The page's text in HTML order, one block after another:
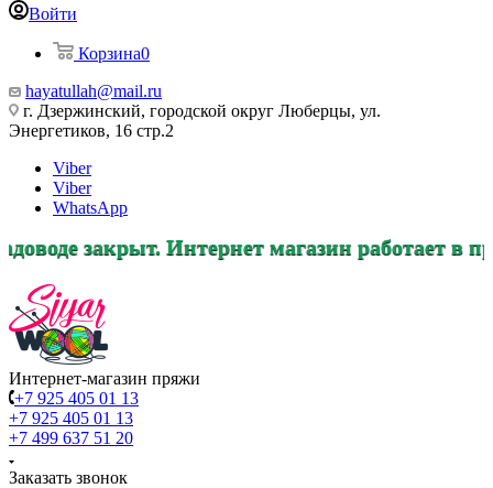
Войти
Корзина0
hayatullah@mail.ru
г. Дзержинский, городской округ Люберцы, ул.
Энергетиков, 16 стр.2
Viber
Viber
WhatsApp
Интернет магазин работает в прежнем
Интернет-магазин пряжи
+7 925 405 01 13
+7 925 405 01 13
+7 499 637 51 20
Заказать звонок